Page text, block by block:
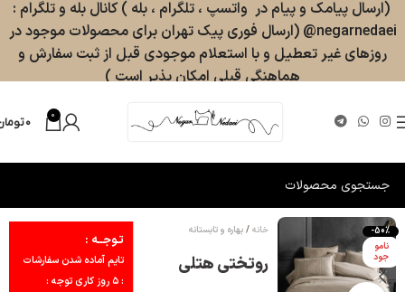
0 ۰
-50%
نامو
جود
خانه بهاره و تابستانه
روتختی هتلی
تـوجــه :
تایم آماده شدن سفارشات
: ۵ روز کاری توجه :
(ارسال پیامک و پیام در واتسپ ، تلگرام ، بله ) کانال بله و تلگرام :
negarnedaei@ (ارسال فوری پیک تهران برای محصولات موجود در
روزهای غیر تعطیل و با استعلام موجودی قبل از ثبت سفارش و
هماهنگی قبلی امکان پذیر است )